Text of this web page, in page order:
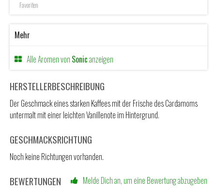
HERSTELLERBESCHREIBUNG
Der Geschmack eines starken Kaffees mit der Frische des Cardamoms
untermalt mit einer leichten Vanillenote im Hintergrund.
GESCHMACKSRICHTUNG
Noch keine Richtungen vorhanden.
BEWERTUNGEN Melde Dich an, um eine Bewertung abzugeben
Favoriten
Mehr
Alle Aromen von Sonicanzeigen